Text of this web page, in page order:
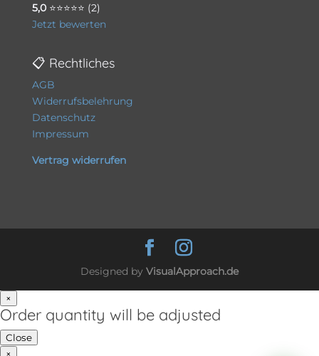
5,0⭐⭐⭐⭐⭐ (2)
Jetzt bewerten
📋 Rechtliches
AGB
Widerrufsbelehrung
Datenschutz
Impressum
Vertrag widerrufen
Designed by VisualApproach.de
×
Order quantity will be adjusted
Close
×